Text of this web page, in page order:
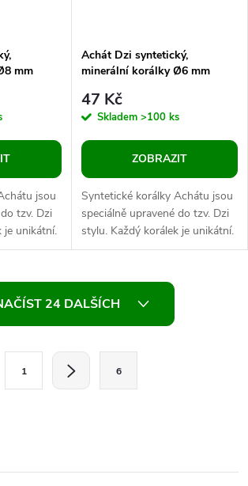
mm
jsou
tzv. Dzi
je unikátní.
Achát Dzi syntetický,
minerální korálky Ø6 mm
47 Kč
Skladem >100 ks
ZOBRAZIT
Syntetické korálky Achátu jsou
speciálně upravené do tzv. Dzi
stylu. Každý korálek je unikátní.
Jsou oblíbené především
24 DALŠÍCH
1 6